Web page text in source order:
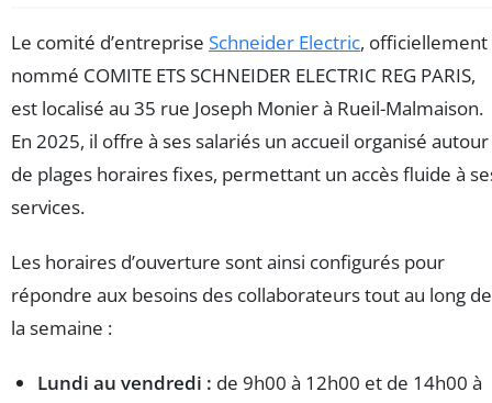
Le comité d’entreprise Schneider Electric, officiellement
nommé COMITE ETS SCHNEIDER ELECTRIC REG PARIS,
est localisé au 35 rue Joseph Monier à Rueil-Malmaison.
En 2025, il offre à ses salariés un accueil organisé autour
de plages horaires fixes, permettant un accès fluide à
services.
Les horaires d’ouverture sont ainsi configurés pour
répondre aux besoins des collaborateurs tout au long de
la semaine :
Lundi au vendredi : de 9h00 à 12h00 et de 14h00 à